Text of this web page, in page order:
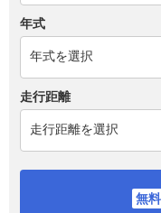
年式
走行距離